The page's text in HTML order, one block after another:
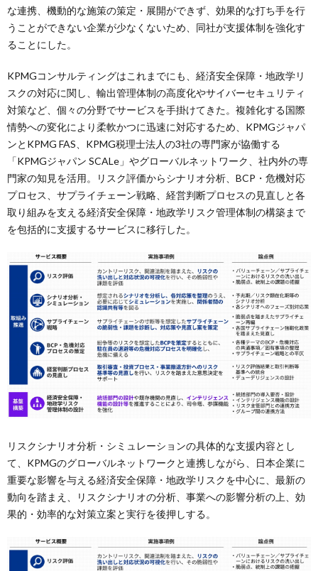
な連携、機動的な施策の策定・展開ができず、効果的な打ち手を行
うことができない企業が少なくないため、同社が支援体制を強化す
ることにした。
KPMGコンサルティングはこれまでにも、経済安全保障・地政学リ
スクの対応に関し、輸出管理体制の高度化やサイバーセキュリティ
対策など、個々の分野でサービスを手掛けてきた。複雑化する国際
情勢への変化により柔軟かつに迅速に対応するため、KPMGジャパ
ンとKPMG FAS、KPMG税理士法人の3社の専門家が協働する
「KPMGジャパン SCALe」やグローバルネットワーク、社内外の専
門家の知見を活用。リスク評価からシナリオ分析、BCP・危機対応
プロセス、サプライチェーン戦略、経営判断プロセスの見直しと各
取り組みを支える経済安全保障・地政学リスク管理体制の構築まで
を包括的に支援するサービスに移行した。
リスクシナリオ分析・シミュレーションの具体的な支援内容とし
て、KPMGのグローバルネットワークと連携しながら、日本企業に
重要な影響を与える経済安全保障・地政学リスクを中心に、最新の
動向を踏まえ、リスクシナリオの分析、事業への影響分析の上、効
果的・効率的な対策立案と実行を後押しする。